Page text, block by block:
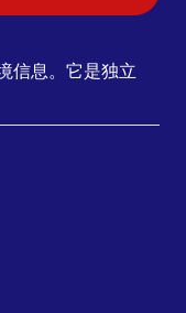
信息。它是独立